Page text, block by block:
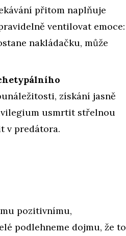
přitom naplňuje
ventilovat emoce:
nakládačku, může
získání jasně
usmrtit střelnou
v predátora.
pozitivnímu,
podlehneme dojmu, že to